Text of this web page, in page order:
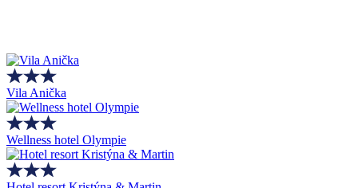
Vila Anička
Wellness hotel Olympie